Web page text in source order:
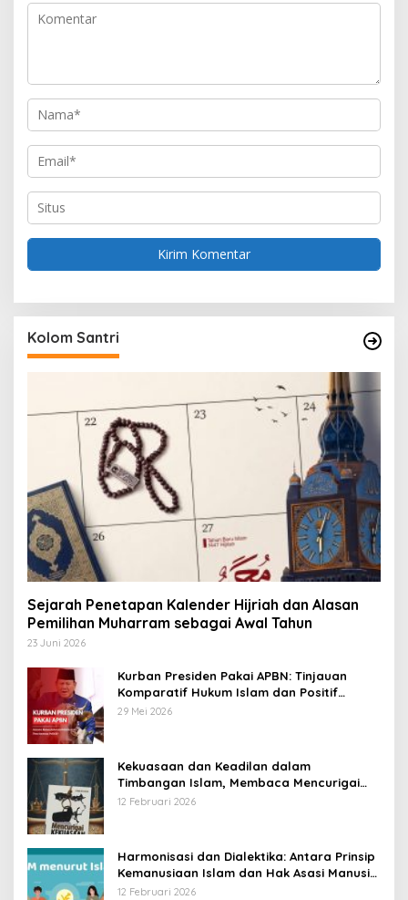
o
Kolom Santri
Sejarah Penetapan Kalender Hijriah dan Alasan
Pemilihan Muharram sebagai Awal Tahun
23 Juni 2026
Kurban Presiden Pakai APBN: Tinjauan
Komparatif Hukum Islam dan Positif
Negara
29 Mei 2026
Kekuasaan dan Keadilan dalam
Timbangan Islam, Membaca Mencurigai
Kekuasaan Karya Fitron Nur Iksan
12 Februari 2026
Harmonisasi dan Dialektika: Antara Prinsip
Kemanusiaan Islam dan Hak Asasi Manusia
Universal
12 Februari 2026